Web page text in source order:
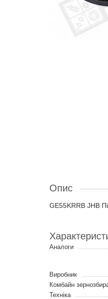
Опис
GE55KRRB JHB
Аналоги
Виробник
Комбайн
Техніка